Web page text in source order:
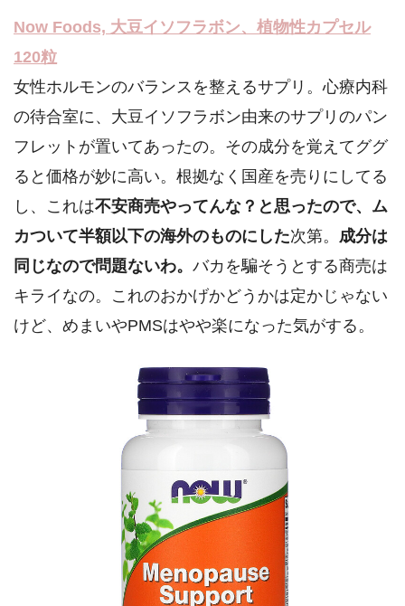
Now Foods, 大豆イソフラボン、植物性カプセル
120粒
女性ホルモンのバランスを整えるサプリ。心療内科
の待合室に、大豆イソフラボン由来のサプリのパン
フレットが置いてあったの。その成分を覚えてググ
ると価格が妙に高い。根拠なく国産を売りにしてる
し、これは不安商売やってんな？と思ったので、ム
カついて半額以下の海外のものにした次第。 成分は
同じなので問題ないわ。 バカを騙そうとする商売は
キライなの。これのおかげかどうかは定かじゃない
けど、めまいやPMSはやや楽になった気がする。